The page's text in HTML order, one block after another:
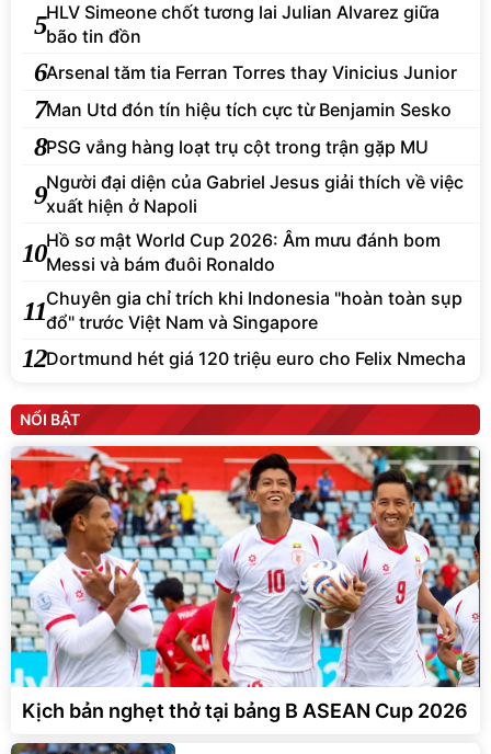
5HLV Simeone chốt tương lai Julian Alvarez giữa
bão tin đồn
6Arsenal tăm tia Ferran Torres thay Vinicius Junior
7Man Utd đón tín hiệu tích cực từ Benjamin Sesko
8PSG vắng hàng loạt trụ cột trong trận gặp MU
9Người đại diện của Gabriel Jesus giải thích về việc
xuất hiện ở Napoli
10Hồ sơ mật World Cup 2026: Âm mưu đánh bom
Messi và bám đuôi Ronaldo
11Chuyên gia chỉ trích khi Indonesia "hoàn toàn sụp
đổ" trước Việt Nam và Singapore
12Dortmund hét giá 120 triệu euro cho Felix Nmecha
NỔI BẬT
Kịch bản nghẹt thở tại bảng B ASEAN Cup 2026